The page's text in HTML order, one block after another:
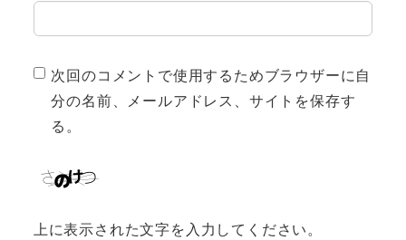
次回のコメントで使用するためブラウザーに自
分の名前、メールアドレス、サイトを保存す
る。
上に表示された文字を入力してください。